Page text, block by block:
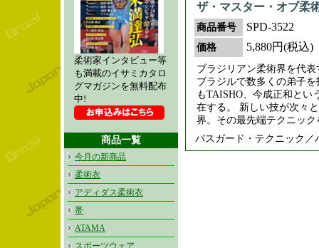
柔術家インタビュー等
も満載のイサミカタロ
グマガジンを無料配布
中!
商品一覧
今月の新商品
柔術衣
アディダス柔術衣
帯
ATAMA
スポーツウェア
ザ・マスター・オブ柔
商品番号 SPD-3522
価格 5,880円(税込)
ブラジリアン柔術界を代
ブラジルで数多くの弟子
もTAISHO、今成正和とい
在する。 新しい技が次々
界。その最先端テクニッ
パスガード・テクニック